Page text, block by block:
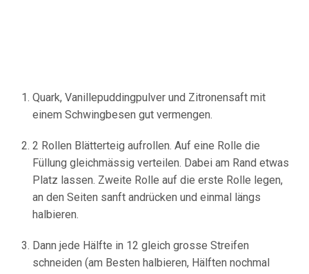
Quark, Vanillepuddingpulver und Zitronensaft mit
einem Schwingbesen gut vermengen.
2 Rollen Blätterteig aufrollen. Auf eine Rolle die
Füllung gleichmässig verteilen. Dabei am Rand etwas
Platz lassen. Zweite Rolle auf die erste Rolle legen,
an den Seiten sanft andrücken und einmal längs
halbieren.
Dann jede Hälfte in 12 gleich grosse Streifen
schneiden (am Besten halbieren, Hälften nochmal